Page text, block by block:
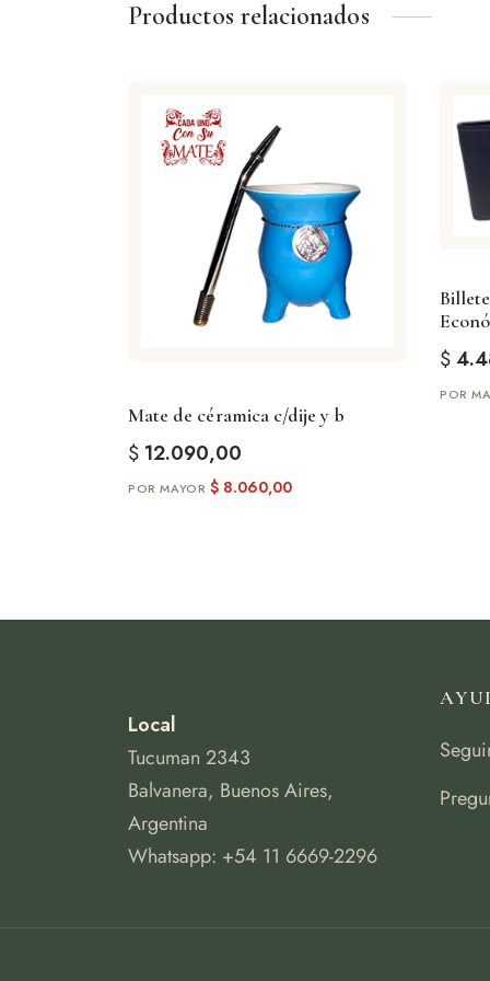
Productos relacionados
Mate de céramica c/dije y b
$ 12.090,00
$ 8.060,00
$
Local
Tucuman 2343
Balvanera, Buenos Aires,
Argentina
Whatsapp: +54 11 6669-2296